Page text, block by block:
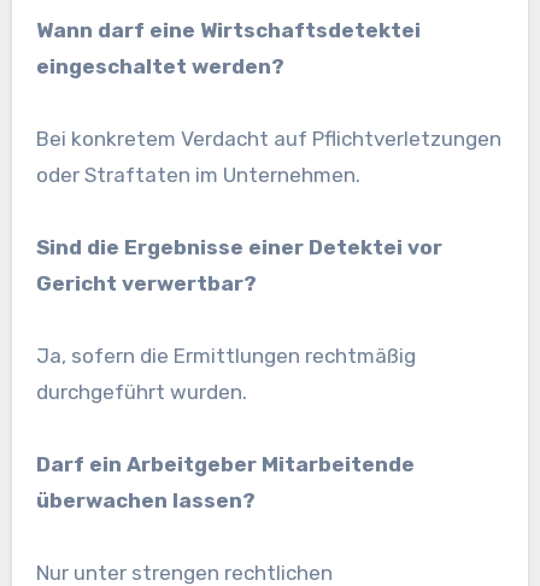
Wann darf eine Wirtschaftsdetektei
eingeschaltet werden?
Bei konkretem Verdacht auf Pflichtverletzungen
oder Straftaten im Unternehmen.
Sind die Ergebnisse einer Detektei vor
Gericht verwertbar?
Ja, sofern die Ermittlungen rechtmäßig
durchgeführt wurden.
Darf ein Arbeitgeber Mitarbeitende
überwachen lassen?
Nur unter strengen rechtlichen